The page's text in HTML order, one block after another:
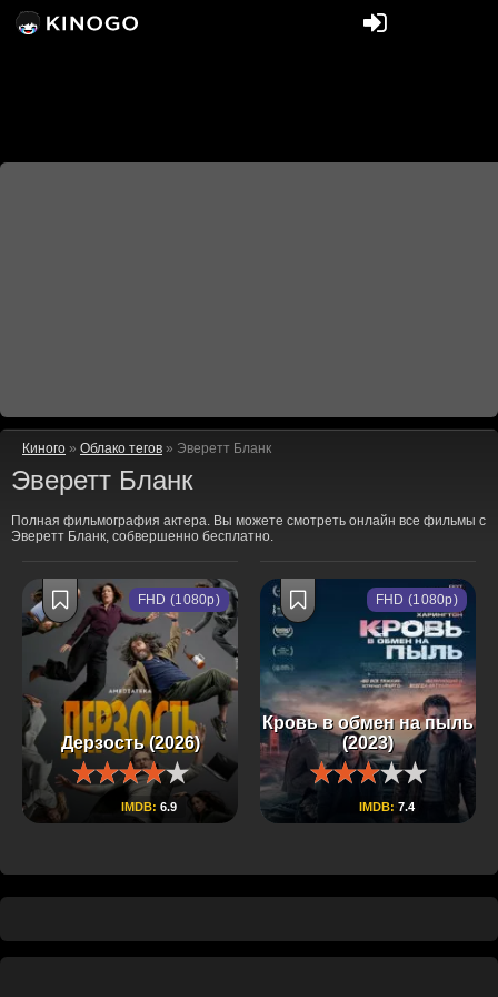
Киного » Облако тегов » Эверетт Бланк
Эверетт Бланк
Полная фильмография актера. Вы можете смотреть онлайн все фильмы с
Эверетт Бланк, собвершенно бесплатно.
Дерзость (2026)
IMDB: 6.9
FHD (1080p)
Кровь в обмен на пыль
(2023)
IMDB: 7.4
FHD (1080p)